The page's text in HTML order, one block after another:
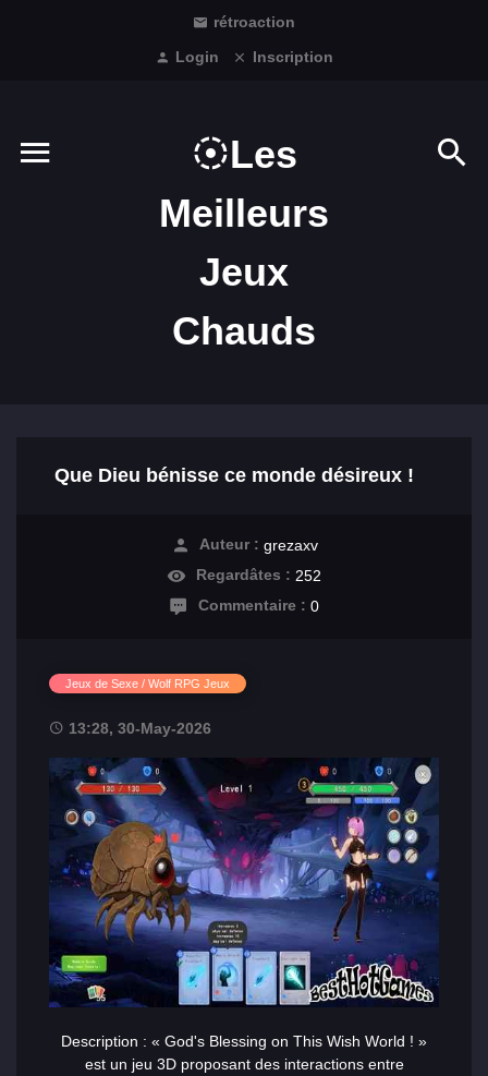
rétroaction
Login
Inscription
Les
Meilleurs
Jeux
Chauds
Que Dieu bénisse ce monde désireux !
Auteur : grezaxv
Regardâtes : 252
Commentaire : 0
Jeux de Sexe / Wolf RPG Jeux
13:28, 30-May-2026
Description : « God's Blessing on This Wish World ! »
est un jeu 3D proposant des interactions entre